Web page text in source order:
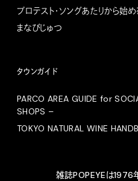
プロテスト・ソングあたりから始
まなびじゅつ
タウンガイド
PARCO AREA GUIDE for
SHOPS –
TOKYO NATURAL WINE
雑誌POPEYEは1976